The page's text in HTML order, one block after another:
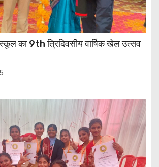
का 9th त्रिदिवसीय वार्षिक खेल उत्सव